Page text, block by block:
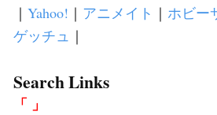
｜ Yahoo! ｜ アニメイト ｜ ホビー
ゲッチュ ｜
Search Links
「 」